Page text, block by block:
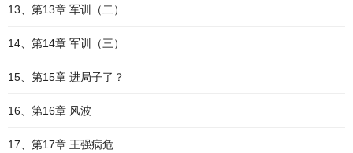
13、第13章 军训（二）
14、第14章 军训（三）
15、第15章 进局子了？
16、第16章 风波
17、第17章 王强病危